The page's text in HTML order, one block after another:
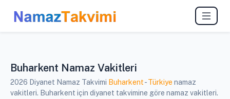
Buharkent Namaz Vakitleri
2026 Diyanet Namaz Takvimi Buharkent-Türkiye namaz
vakitleri. Buharkent için diyanet takvimine göre namaz vakitleri.